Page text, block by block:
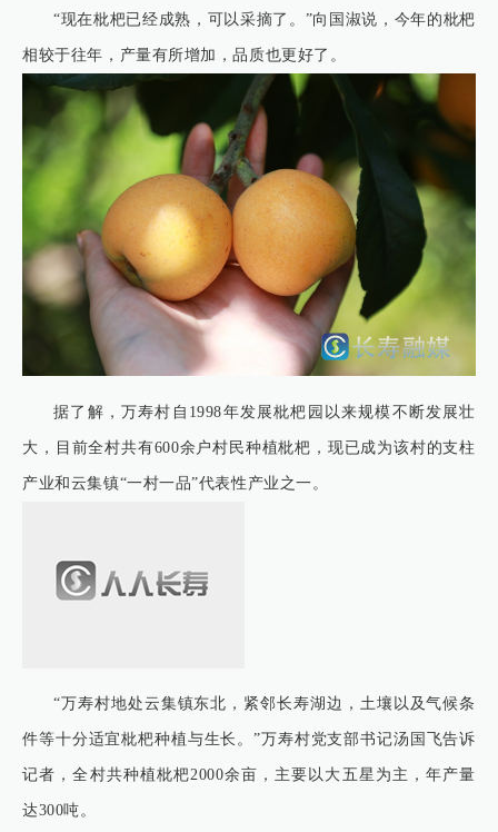
“现在枇杷已经成熟，可以采摘了。”向国淑说，今年的枇杷
相较于往年，产量有所增加，品质也更好了。
据了解，万寿村自1998年发展枇杷园以来规模不断发展壮
大，目前全村共有600余户村民种植枇杷，现已成为该村的支柱
产业和云集镇“一村一品”代表性产业之一。
“万寿村地处云集镇东北，紧邻长寿湖边，土壤以及气候条
件等十分适宜枇杷种植与生长。”万寿村党支部书记汤国飞告诉
记者，全村共种植枇杷2000余亩，主要以大五星为主，年产量
达300吨。